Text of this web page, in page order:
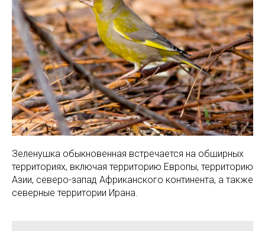
Зеленушка обыкновенная встречается на обширных
территориях, включая территорию Европы, территорию
Азии, северо-запад Африканского континента, а также
северные территории Ирана.